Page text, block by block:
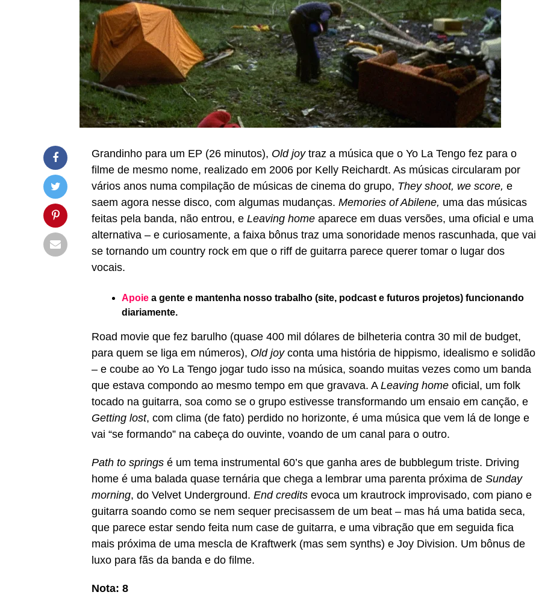
Grandinho para um EP (26 minutos), Old joytraz a música que o Yo La Tengo fez para o
filme de mesmo nome, realizado em 2006 por Kelly Reichardt. As músicas circularam por
vários anos numa compilação de músicas de cinema do grupo, They shoot, we score, e
saem agora nesse disco, com algumas mudanças. Memories of Abilene, uma das músicas
feitas pela banda, não entrou, e Leaving home aparece em duas versões, uma oficial e uma
alternativa – e curiosamente, a faixa bônus traz uma sonoridade menos rascunhada, que vai
se tornando um country rock em que o riff de guitarra parece querer tomar o lugar dos
vocais.
Apoie a gente e mantenha nosso trabalho (site, podcast e futuros projetos) funcionando
diariamente.
Road movie que fez barulho (quase 400 mil dólares de bilheteria contra 30 mil de budget,
para quem se liga em números), Old joyconta uma história de hippismo, idealismo e solidão
– e coube ao Yo La Tengo jogar tudo isso na música, soando muitas vezes como um banda
que estava compondo ao mesmo tempo em que gravava. A Leaving home oficial, um folk
tocado na guitarra, soa como se o grupo estivesse transformando um ensaio em canção, e
Getting lost, com clima (de fato) perdido no horizonte, é uma música que vem lá de longe e
vai “se formando” na cabeça do ouvinte, voando de um canal para o outro.
Path to springs é um tema instrumental 60’s que ganha ares de bubblegum triste. Driving
home é uma balada quase ternária que chega a lembrar uma parenta próxima de Sunday
morning, do Velvet Underground. End credits evoca um krautrock improvisado, com piano e
guitarra soando como se nem sequer precisassem de um beat – mas há uma batida seca,
que parece estar sendo feita num case de guitarra, e uma vibração que em seguida fica
mais próxima de uma mescla de Kraftwerk (mas sem synths) e Joy Division. Um bônus de
luxo para fãs da banda e do filme.
Nota: 8